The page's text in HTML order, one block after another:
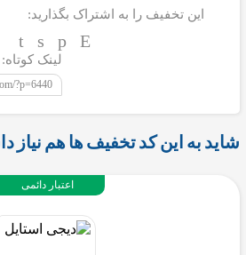
این تخفیف را به اشتراک بگذارید:
لینک کوتاه:
?p=6440
شاید به این کد تخفیف ها هم نیاز
اعتبار دائمی